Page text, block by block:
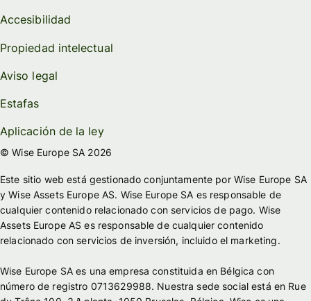
Accesibilidad
Propiedad intelectual
Aviso legal
Estafas
Aplicación de la ley
© Wise Europe SA 2026
Este sitio web está gestionado conjuntamente por Wise Europe SA
y Wise Assets Europe AS. Wise Europe SA es responsable de
cualquier contenido relacionado con servicios de pago. Wise
Assets Europe AS es responsable de cualquier contenido
relacionado con servicios de inversión, incluido el marketing.
Wise Europe SA es una empresa constituida en Bélgica con
número de registro 0713629988. Nuestra sede social está en Rue